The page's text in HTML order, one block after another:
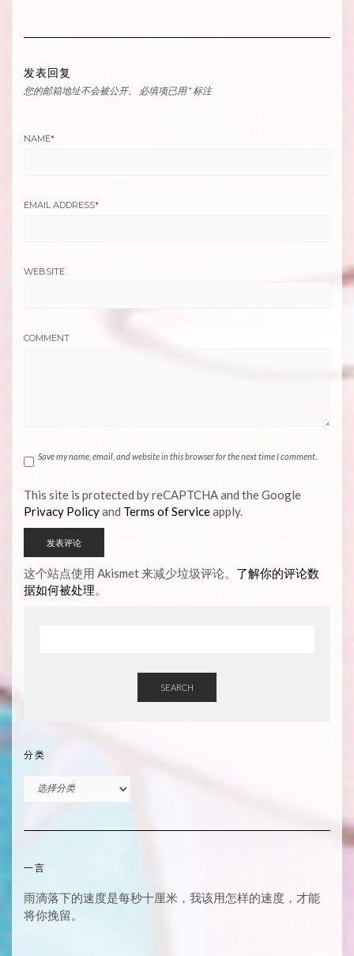
发表回复
您的邮箱地址不会被公开。 必填项已用*标注
NAME*
EMAIL ADDRESS*
WEBSITE
COMMENT
Save my name, email, and website in this browser for the next time I comment.
This site is protected by reCAPTCHA and the Google
Privacy Policyand Terms of Serviceapply.
这个站点使用 Akismet 来减少垃圾评论。 了解你的评论数
据如何被处理。
SEARCH
分类
一言
雨滴落下的速度是每秒十厘米，我该用怎样的速度，才能
将你挽留。